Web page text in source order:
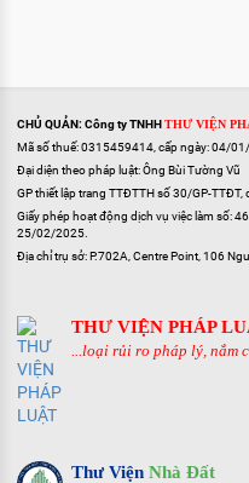
CHỦ QUẢN: Công ty TNHHTHƯ VIỆN
Mã số thuế: 0315459414, cấp ngày: 04/
Đại diện theo pháp luật: Ông Bùi Tường Vũ
GP thiết lập trang TTĐTTH số 30/GP-
Giấy phép hoạt động dịch vụ việc làm số:
25/02/2025.
Địa chỉ trụ sở: P.702A, Centre Point, 106
THƯ VIỆN PHÁP
...loại rủi ro pháp lý, nắm
Thư Viện Nhà Đất